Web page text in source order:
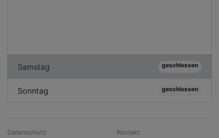
Samstag geschlossen
Sonntag geschlossen
Datenschutz
Kontakt